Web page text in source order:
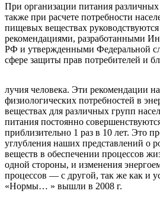
При организации питания различных
также при расчете потребности
пищевых веществах
рекомендациями, разработанными
РФ и утвержденными Федеральной
сфере защиты прав потребителей и
лучия человека. Эти рекомендации
физиологических потребностей в
веществах для различных групп
питания постоянно
приблизительно 1 раз в 10 лет. Это
углубления наших представлений о
веществ в обеспечении процессов
одной стороны, и изменения
процессов — с другой, так же как и
«Нормы… » вышли в 2008 г.